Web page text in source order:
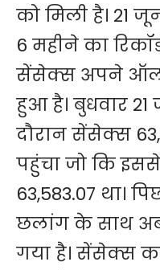
को मिली है। 21
6 महीने का
सेंसेक्स अपने ऑल
हुआ है। बुधवार
दौरान सेंसेक्स
पहुंचा जो कि
63,583.07 था।
छलांग के साथ
गया है। सेंसेक्स